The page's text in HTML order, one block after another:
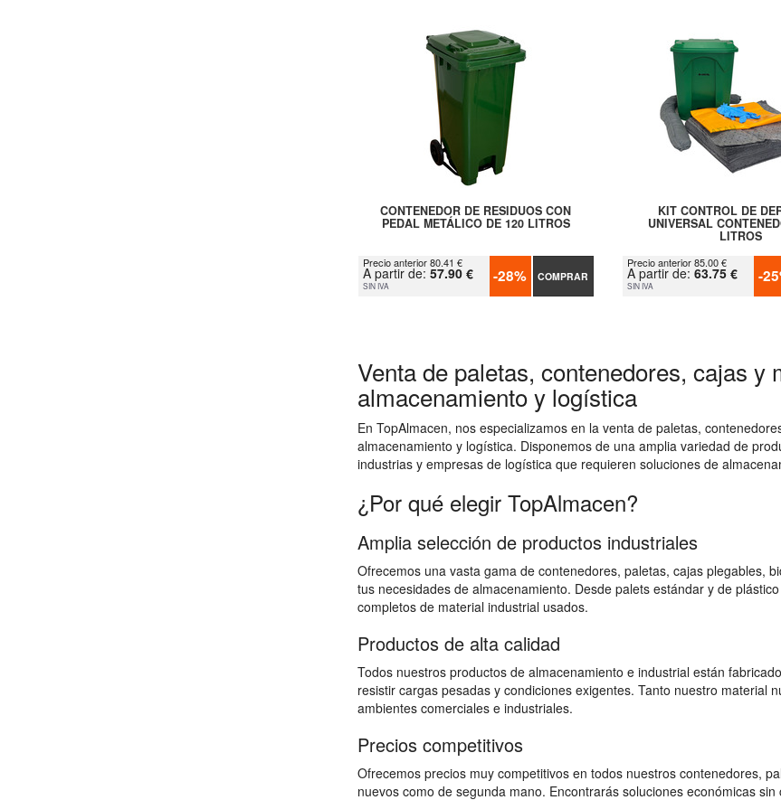
CONTENEDOR DE RESIDUOS CON
PEDAL METÁLICO DE 120 LITROS
Precio anterior 80.41 €
A partir de: 57.90 €
SIN IVA -28% COMPRAR
KIT CONTROL DE
UNIVERSAL
LITROS
Precio anterior 85.00 €
A partir de: 63.75 €
SIN IVA -
Venta de paletas, contenedores, cajas y
almacenamiento y logística
En TopAlmacen, nos especializamos en la venta de paletas,
almacenamiento y logística. Disponemos de una amplia variedad de
industrias y empresas de logística que requieren soluciones de
¿Por qué elegir TopAlmacen?
Amplia selección de productos industriales
Ofrecemos una vasta gama de contenedores, paletas, cajas plegables,
tus necesidades de almacenamiento. Desde palets estándar y de
completos de material industrial usados.
Productos de alta calidad
Todos nuestros productos de almacenamiento e industrial están
resistir cargas pesadas y condiciones exigentes. Tanto nuestro material
ambientes comerciales e industriales.
Precios competitivos
Ofrecemos precios muy competitivos en todos nuestros contenedores,
nuevos como de segunda mano. Encontrarás soluciones económicas